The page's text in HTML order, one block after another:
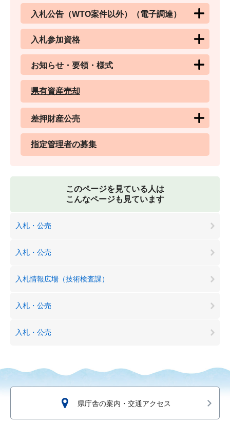
入札公告（WTO案件以外）（電子調達）
入札参加資格
お知らせ・要領・様式
県有資産売却
差押財産公売
指定管理者の募集
このページを見ている人は
こんなページも見ています
入札・公売
入札・公売
入札情報広場（技術検査課）
入札・公売
入札・公売
県庁舎の案内・交通アクセス